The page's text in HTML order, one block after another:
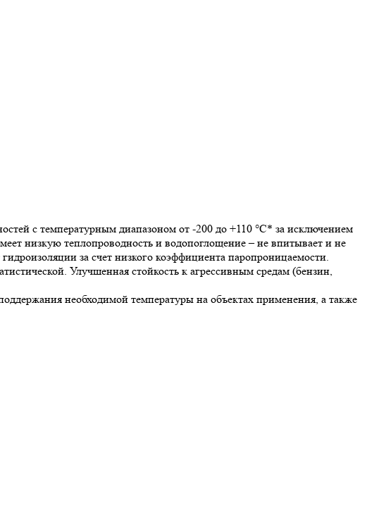
с температурным диапазоном от -200 до +110 °С* за исключением
низкую теплопроводность и водопоглощение – не впитывает и не
за счет низкого коэффициента паропроницаемости.
Улучшенная стойкость к агрессивным средам (бензин,
необходимой температуры на объектах применения, а также